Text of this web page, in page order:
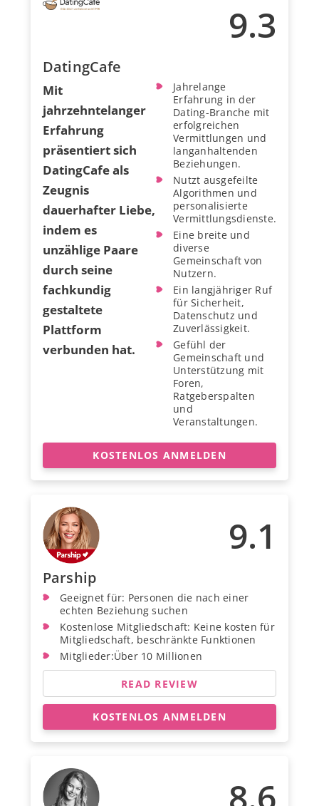
9.3
DatingCafe
Mit
jahrzehntelanger
Erfahrung
präsentiert sich
DatingCafe als
Zeugnis
dauerhafter Liebe,
indem es
unzählige Paare
durch seine
fachkundig
gestaltete
Plattform
verbunden hat.
Jahrelange
Erfahrung in der
Dating-Branche mit
erfolgreichen
Vermittlungen und
langanhaltenden
Beziehungen.
Nutzt ausgefeilte
Algorithmen und
personalisierte
Vermittlungsdienste.
Eine breite und
diverse
Gemeinschaft von
Nutzern.
Ein langjähriger Ruf
für Sicherheit,
Datenschutz und
Zuverlässigkeit.
Gefühl der
Gemeinschaft und
Unterstützung mit
Foren,
Ratgeberspalten
und
Veranstaltungen.
KOSTENLOS ANMELDEN
9.1
Parship
Geeignet für: Personen die nach einer
echten Beziehung suchen
Kostenlose Mitgliedschaft: Keine kosten für
Mitgliedschaft, beschränkte Funktionen
Mitglieder:Über 10 Millionen
READ REVIEW
KOSTENLOS ANMELDEN